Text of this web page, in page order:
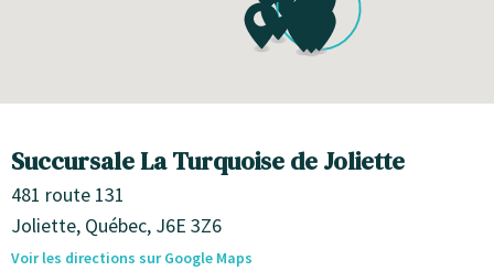
Succursale La Turquoise de Joliette
481 route 131
Joliette, Québec, J6E 3Z6
Voir les directions sur Google Maps